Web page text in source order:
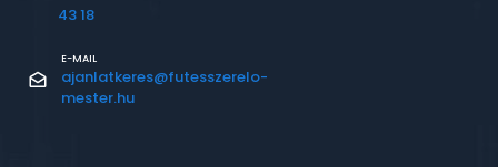
43 18
E-MAIL
ajanlatkeres@futesszerelo-
mester.hu